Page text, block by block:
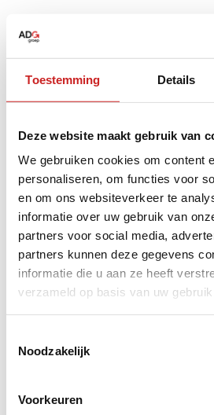
Toestemming Details
Deze website maakt gebruik van
We gebruiken cookies om content
personaliseren, om functies voor
en om ons websiteverkeer te
informatie over uw gebruik van
partners voor social media,
partners kunnen deze gegevens
informatie die u aan ze heeft
verzameld op basis van uw
Noodzakelijk
Voorkeuren
loadingwww.adggroep.nl